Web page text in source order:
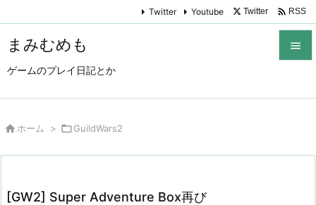
まみむめも
ゲームのプレイ日記とか

Twitter Youtube Twitter  RSS
 ホーム > GuildWars2
[GW2] Super Adventure Box再び